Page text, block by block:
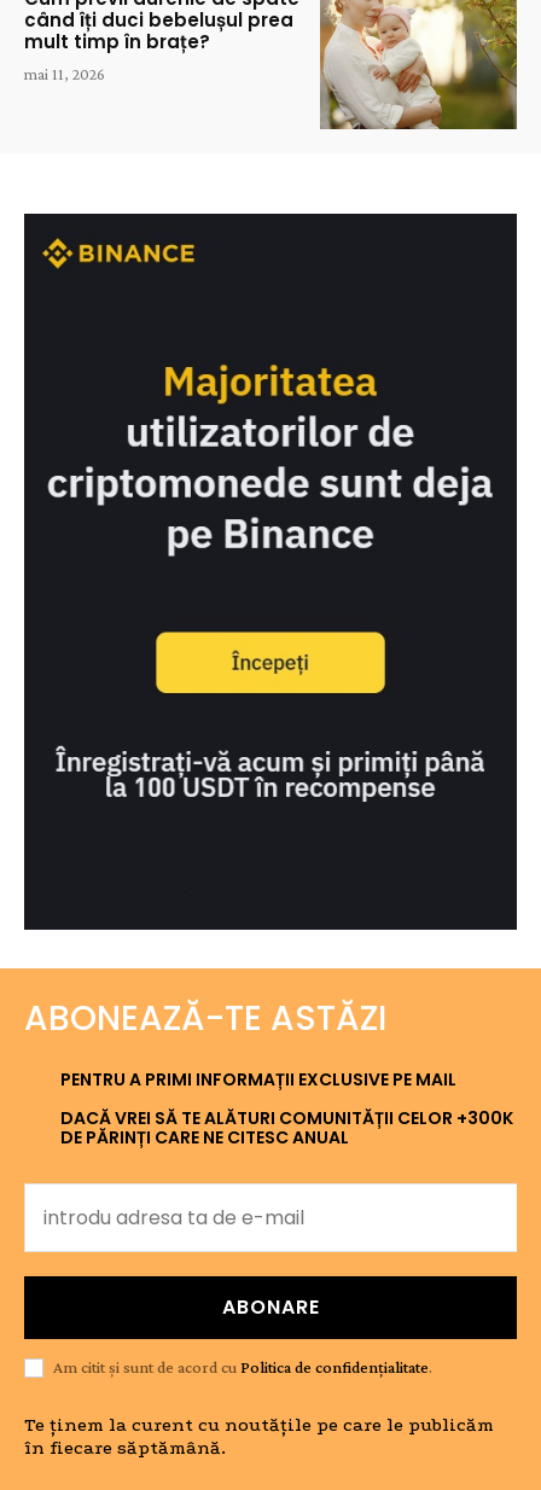
când îți duci bebelușul prea
mult timp în brațe?
mai 11, 2026
ABONEAZĂ-TE ASTĂZI
PENTRU A PRIMI INFORMAȚII EXCLUSIVE PE MAIL
DACĂ VREI SĂ TE ALĂTURI COMUNITĂȚII CELOR +300K
DE PĂRINȚI CARE NE CITESC ANUAL
ABONARE
Am citit și sunt de acord cu Politica de confidențialitate.
Te ținem la curent cu noutățile pe care le publicăm
în fiecare săptămână.